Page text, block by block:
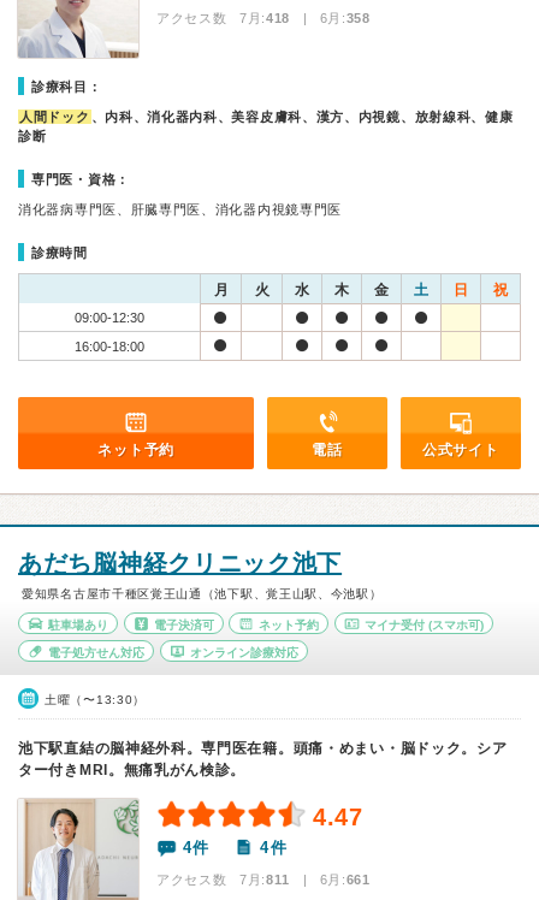
アクセス数 7月:418 | 6月:358
診療科目：
人間ドック 、内科、消化器内科、美容皮膚科、漢方、内視鏡、放射線科、健康
診断
専門医・資格：
消化器病専門医、肝臓専門医、消化器内視鏡専門医
診療時間
月 火 水 木 金 土 日 祝
09:00-12:30
16:00-18:00
ネット予約 電話 公式サイト
あだち脳神経クリニック池下
愛知県名古屋市千種区覚王山通（池下駅、覚王山駅、今池駅）
駐車場あり 電子決済可 ネット予約 マイナ受付 (スマホ可)
電子処方せん対応 オンライン診療対応
土曜（〜13:30）
池下駅直結の脳神経外科。専門医在籍。頭痛・めまい・脳ドック。シア
ター付きMRI。無痛乳がん検診。
4.47
4件 4件
アクセス数 7月:811 | 6月:661